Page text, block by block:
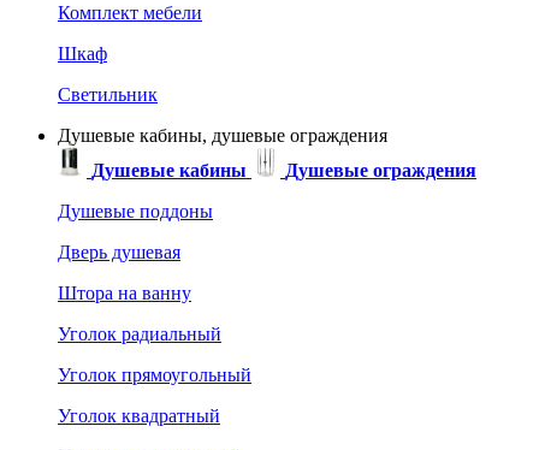
Комплект мебели
Шкаф
Светильник
Душевые кабины, душевые ограждения
Душевые кабины
Душевые ограждения
Душевые поддоны
Дверь душевая
Штора на ванну
Уголок радиальный
Уголок прямоугольный
Уголок квадратный